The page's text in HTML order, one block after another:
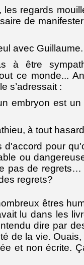
regards
de
avec Guillaume.
à être
ce monde...
s’adressait :
embryon est
à tout
d'accord pour
ou
pas de
regrets?
êtres
lu dans les
dire par
de la vie.
et non écrite.